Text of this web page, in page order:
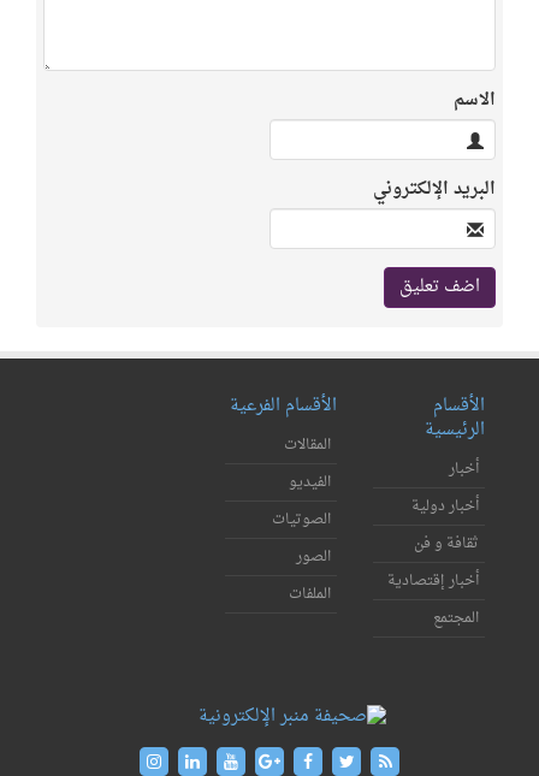
الاسم
البريد الإلكتروني
الأقسام
الرئيسية
أخبار
أخبار دولية
ثقافة و فن
أخبار إقتصادية
المجتمع
الأقسام الفرعية
المقالات
الفيديو
الصوتيات
الصور
الملفات